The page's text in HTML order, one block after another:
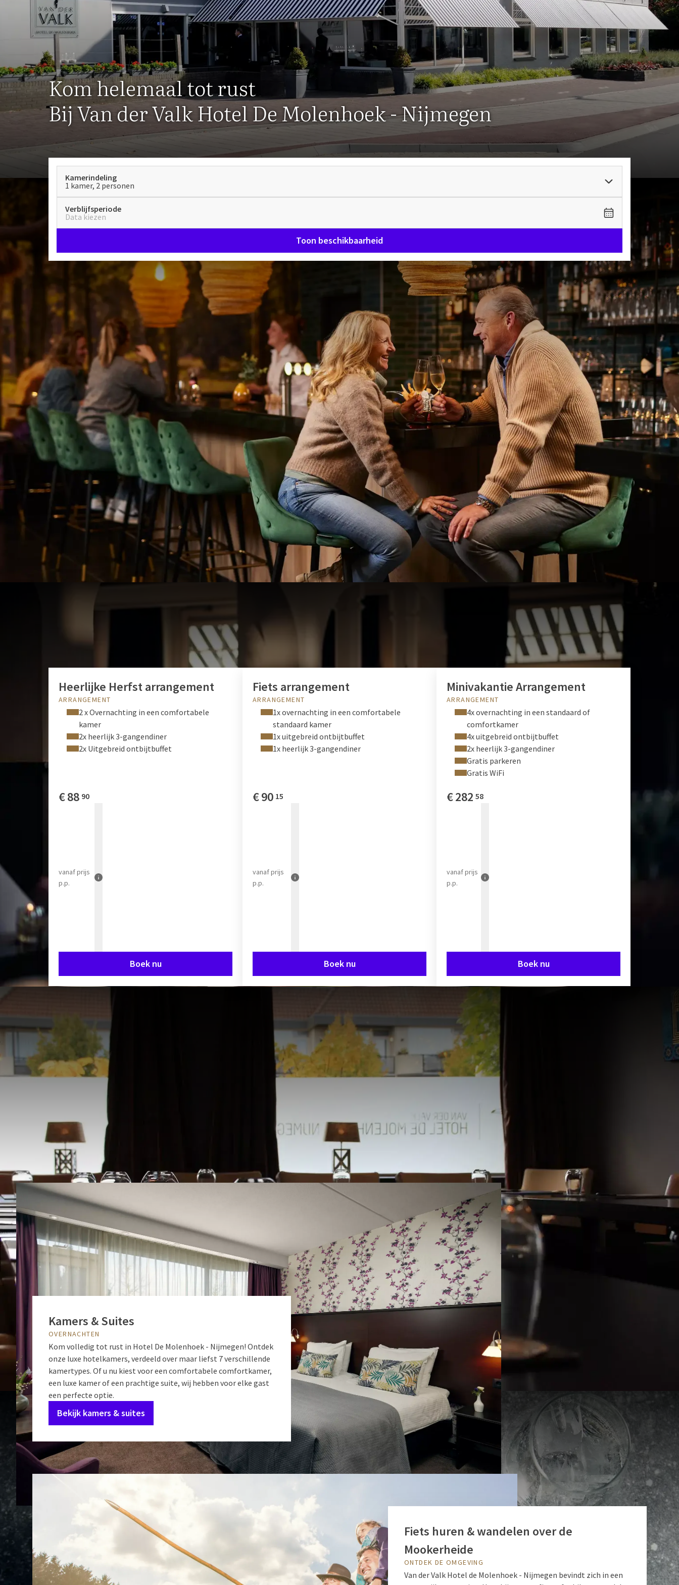
Kom helemaal tot rust
Bij Van der Valk Hotel De Molenhoek - Nijmegen
Kamerindeling
1 kamer, 2 personen
Verblijfsperiode
Data kiezen
Toon beschikbaarheid
Welkom bij Van der Valk Hotel De Molenhoek -
Nijmegen
VERRASSEND VANZELFSPREKEND
Aan de rand van het prachtige natuurgebied De Mookerheide, op korte afstand van Nijmegen, vindt u
Hotel De Molenhoek. Al jaren staat ons hotel bekend om zijn warme sfeer, persoonlijke service en
ideale ligging voor zowel ontspanning als zakelijke verblijven. Of u nu komt voor een weekendje weg,
een wandel- of fietsvakantie, of een comfortabele overnachting na een dag werken in de regio – bij
Hotel De Molenhoek voelt u zich direct thuis.
Kamers & Suites
Overnacht in één van onze luxe kamers of suites
Restaurant & Bar
U bent van harte welkom in ons restaurant voor een heerlijk ontbijt, lunch of diner.
Gratis parkeren
Hotelgasten of gasten voor meetings kunnen gratis parkeren
Goede bereikbaarheid
Ons hotel is gemakkelijk bereikbaar met de auto of het openbaar vervoer
Uit 166 betrouwbare beoordelingen
DEALS & ARRANGEMENTEN
Heerlijke Herfst arrangement
ARRANGEMENT
2 x Overnachting in een comfortabele
kamer
2x heerlijk 3-gangendiner
2x Uitgebreid ontbijtbuffet
€88 90
vanafprijs
p.p.
Boek nu
Fiets arrangement
ARRANGEMENT
1x overnachting in een comfortabele
standaard kamer
1x uitgebreid ontbijtbuffet
1x heerlijk 3-gangendiner
€90 15
vanafprijs
p.p.
Boek nu
Minivakantie Arrangement
ARRANGEMENT
4x overnachting in een standaard of
comfortkamer
4x uitgebreid ontbijtbuffet
2x heerlijk 3-gangendiner
Gratis parkeren
Gratis WiFi
€282 58
vanafprijs
p.p.
Boek nu
luxe
in een vertrouwde,
gastvrije omgeving. Al generaties lang staan wij
bekend om onze kwaliteit en aandacht voor elke gast.
VERRASSEND VANZELFSPREKEND
Kamers & Suites
OVERNACHTEN
Kom volledig tot rust in Hotel De Molenhoek - Nijmegen! Ontdek
onze luxe hotelkamers, verdeeld over maar liefst 7 verschillende
kamertypes. Of u nu kiest voor een comfortabele comfortkamer,
een luxe kamer of een prachtige suite, wij hebben voor elke gast
een perfecte optie.
Bekijk kamers & suites
Fiets huren & wandelen over de
Mookerheide
ONTDEK DE OMGEVING
Van der Valk Hotel de Molenhoek - Nijmegen bevindt zich in een